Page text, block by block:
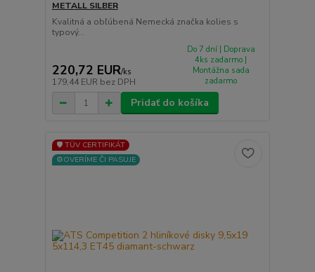
METALL SILBER
Kvalitná a obľúbená Nemecká značka kolies s
typový...
220,72 EUR/ks
179,44 EUR bez DPH
Do 7 dní | Doprava
4ks zadarmo |
Montážna sada
zadarmo
Pridať do košíka
🛡️ TÜV CERTIFIKÁT
⚙️OVERÍME ČI PASUJE